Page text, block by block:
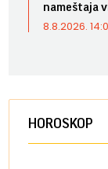
nameštaja
8.8.2026.
HOROSKOP